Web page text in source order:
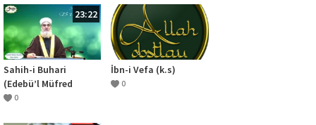
Muhabbet Duyması
23:22
Sahih-i Buhari
(Edebü’l Müfred
Dersleri 5.Sohbet) –
0
İbn-i Vefa (k.s)
0